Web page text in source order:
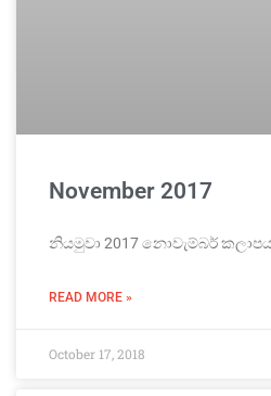
November 2017
නියමුවා 2017 නොවැම්බර්
READ MORE »
October 17, 2018